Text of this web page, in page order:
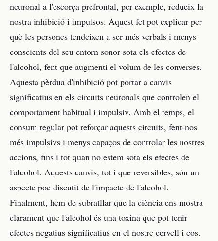
neuronal a l'escorça prefrontal, per exemple, redueix la
nostra inhibició i impulsos. Aquest fet pot explicar per
què les persones tendeixen a ser més verbals i menys
conscients del seu entorn sonor sota els efectes de
l'alcohol, fent que augmenti el volum de les converses.
Aquesta pèrdua d'inhibició pot portar a canvis
significatius en els circuits neuronals que controlen el
comportament habitual i impulsiv. Amb el temps, el
consum regular pot reforçar aquests circuits, fent-nos
més impulsivs i menys capaços de controlar les nostres
accions, fins i tot quan no estem sota els efectes de
l'alcohol. Aquests canvis, tot i que reversibles, són un
aspecte poc discutit de l'impacte de l'alcohol.
Finalment, hem de subratllar que la ciència ens mostra
clarament que l'alcohol és una toxina que pot tenir
efectes negatius significatius en el nostre cervell i cos.